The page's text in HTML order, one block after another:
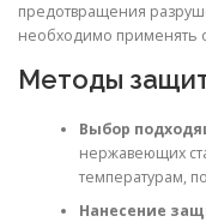
предотвращения
необходимо применять
Методы
Выбор
нержавеющих
температурам,
Нанесение